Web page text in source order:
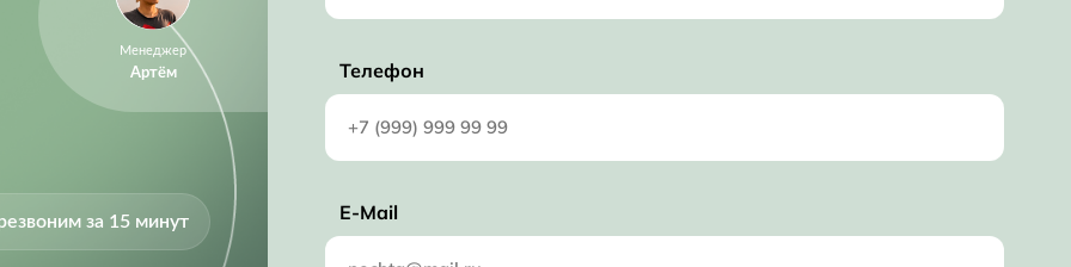
4.75 V
Менеджер
Артём
за 15 минут
Телефон
E-Mail